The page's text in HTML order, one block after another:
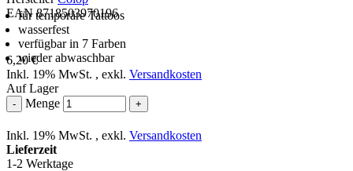
EAN 8718503970196
für temporäre Tattoos
wasserfest
verfügbar in 7 Farben
wieder abwaschbar
6,20 €
Inkl. 19% MwSt. , exkl. Versandkosten
Auf Lager
- Menge +
Inkl. 19% MwSt. , exkl. Versandkosten
Lieferzeit
1-2 Werktage